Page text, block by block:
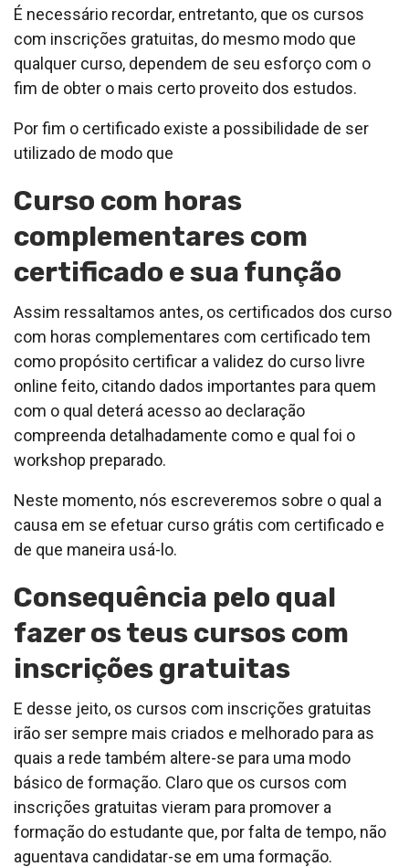
É necessário recordar, entretanto, que os cursos
com inscrições gratuitas, do mesmo modo que
qualquer curso, dependem de seu esforço com o
fim de obter o mais certo proveito dos estudos.
Por fim o certificado existe a possibilidade de ser
utilizado de modo que
Curso com horas
complementares com
certificado e sua função
Assim ressaltamos antes, os certificados dos curso
com horas complementares com certificado tem
como propósito certificar a validez do curso livre
online feito, citando dados importantes para quem
com o qual deterá acesso ao declaração
compreenda detalhadamente como e qual foi o
workshop preparado.
Neste momento, nós escreveremos sobre o qual a
causa em se efetuar curso grátis com certificado e
de que maneira usá-lo.
Consequência pelo qual
fazer os teus cursos com
inscrições gratuitas
E desse jeito, os cursos com inscrições gratuitas
irão ser sempre mais criados e melhorado para as
quais a rede também altere-se para uma modo
básico de formação. Claro que os cursos com
inscrições gratuitas vieram para promover a
formação do estudante que, por falta de tempo, não
aguentava candidatar-se em uma formação.